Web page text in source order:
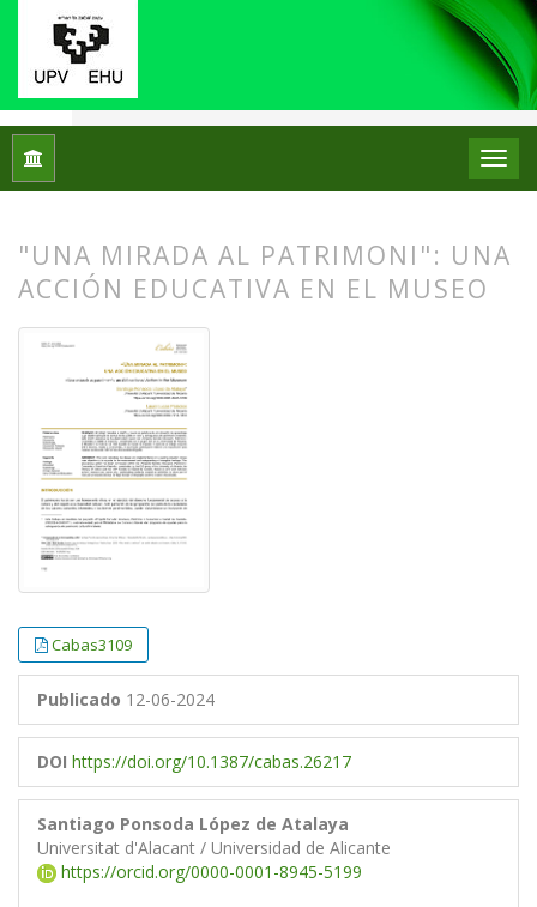
Inicio Núm. 31 (2024): Monográfico: Didáctica
"UNA MIRADA AL PATRIMONI": UNA
ACCIÓN EDUCATIVA EN EL MUSEO
Cabas3109
Publicado 12-06-2024
DOI https://doi.org/10.1387/cabas.26217
Santiago Ponsoda López de Atalaya
Universitat d'Alacant / Universidad de Alicante
https://orcid.org/0000-0001-8945-5199